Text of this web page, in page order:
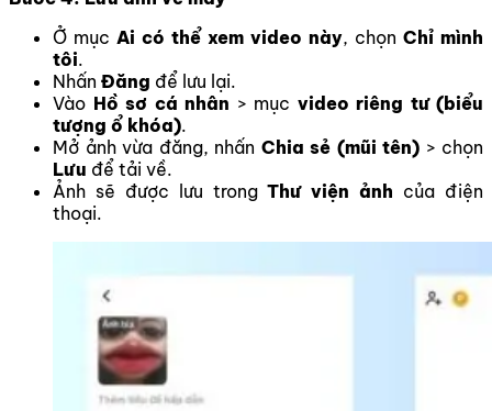
Ở mục Ai có thể xem video này, chọn Chỉ mình
tôi.
Nhấn Đăng để lưu lại.
Vào Hồ sơ cá nhân > mục video riêng tư (biểu
tượng ổ khóa).
Mở ảnh vừa đăng, nhấn Chia sẻ (mũi tên) > chọn
Lưu để tải về.
Ảnh sẽ được lưu trongThư viện ảnh của điện
thoại.